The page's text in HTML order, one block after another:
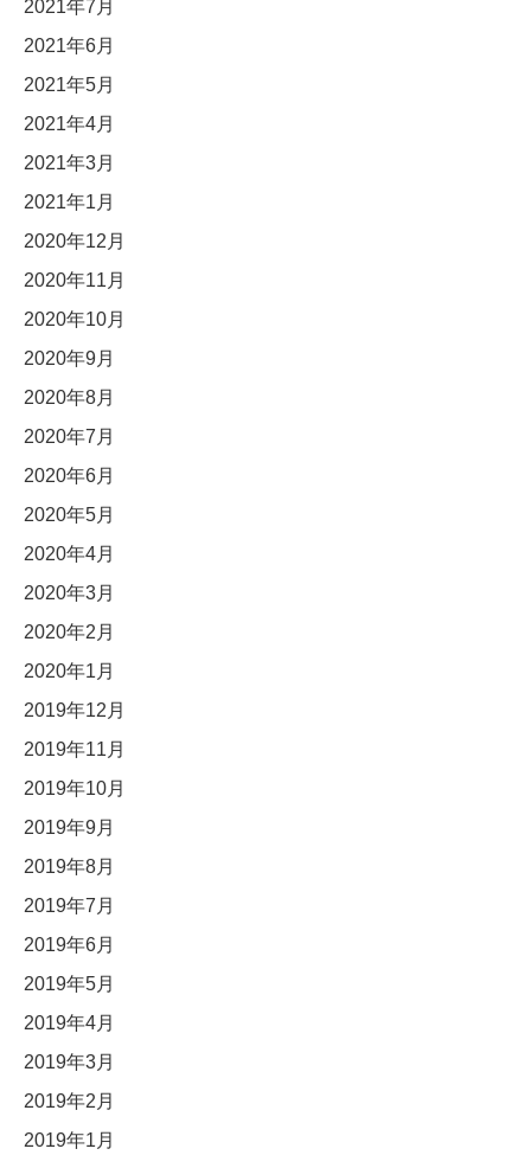
2021年7月
2021年6月
2021年5月
2021年4月
2021年3月
2021年1月
2020年12月
2020年11月
2020年10月
2020年9月
2020年8月
2020年7月
2020年6月
2020年5月
2020年4月
2020年3月
2020年2月
2020年1月
2019年12月
2019年11月
2019年10月
2019年9月
2019年8月
2019年7月
2019年6月
2019年5月
2019年4月
2019年3月
2019年2月
2019年1月